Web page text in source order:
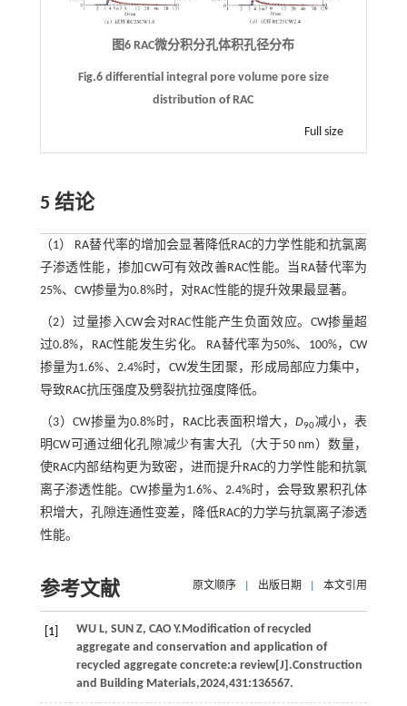
图6 RAC微分积分孔体积孔径分布
Fig.6 differential integral pore volume pore size
distribution of RAC
Full size
5 结论
（1）​​ RA替代率的增加会显著降低RAC的力学性能和抗氯离
子渗透性能，掺加CW可有效改善RAC性能。当RA替代率为
25%、CW掺量为0.8%时，对RAC性能的提升效果最显著。
（2）过量掺入CW会对RAC性能产生负面效应。CW掺量超
过0.8%，RAC性能发生劣化。 RA替代率为50%、100%，CW
掺量为1.6%、2.4%时，CW发生团聚，形成局部应力集中，
导致RAC抗压强度及劈裂抗拉强度降低。
（3）CW掺量为0.8%时，RAC比表面积增大，D90减小，表
明CW可通过细化孔隙减少有害大孔（大于50 nm）数量，
使RAC内部结构更为致密，进而提升RAC的力学性能和抗氯
离子渗透性能。CW掺量为1.6%、2.4%时，会导致累积孔体
积增大，孔隙连通性变差，降低RAC的力学与抗氯离子渗透
性能。
参考文献 原文顺序 出版日期 本文引用
[1] WU L, SUN Z, CAO Y.Modification of recycled
aggregate and conservation and application of
recycled aggregate concrete:a review[J].Construction
and Building Materials,2024,431:136567.